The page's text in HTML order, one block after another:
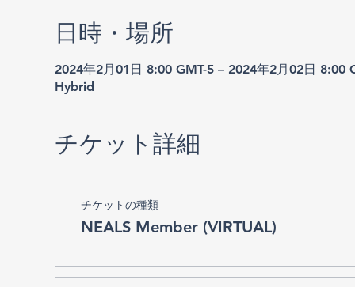
日時・場所
2024年2月01日 8:00 GMT-5 – 2024年2月02日 8:00
Hybrid
チケット詳細
チケットの種類
NEALS Member (VIRTUAL)